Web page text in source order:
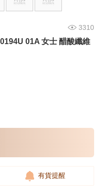
3310
01A 女士 醋酸纖維
有貨提醒